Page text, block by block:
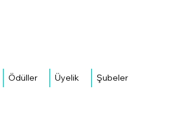
Ödüller Üyelik Şubeler